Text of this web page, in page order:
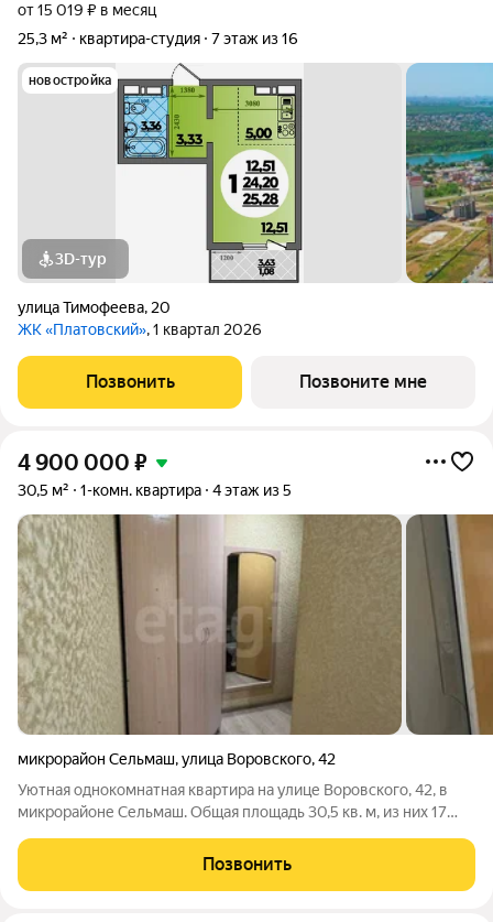
от 15 019 ₽ в месяц
25,3 м²
квартира-студия 7 этаж из 16
новостройка
3D-тур
улица Тимофеева, 20
ЖК «Платовский», 1 квартал 2026
Позвонить Позвоните мне
4 900 000 ₽
30,5 м² 1-комн. квартира 4 этаж из 5
микрорайон Сельмаш,улица Воровского,42
Уютная однокомнатная квартира на улице Воровского, 42, в
микрорайоне Сельмаш. Общая площадь 30,5 кв. м, из них 17
блочного дома: окна выходят на две стороны, на улицу и во
двор, поэтому здесь
Позвонить